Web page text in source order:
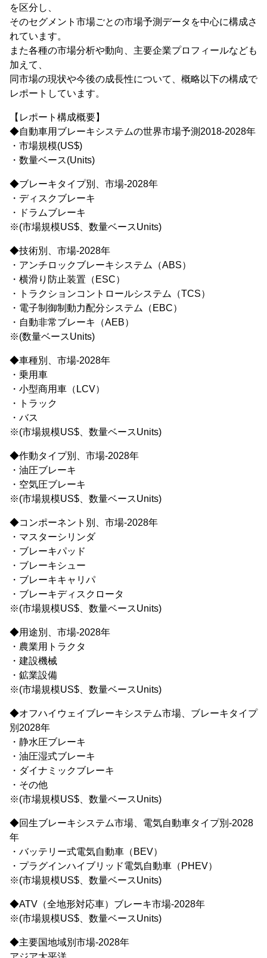
を区分し、
そのセグメント市場ごとの市場予測データを中心に構成さ
れています。
また各種の市場分析や動向、主要企業プロフィールなども
加えて、
同市場の現状や今後の成長性について、概略以下の構成で
レポートしています。
【レポート構成概要】
◆自動車用ブレーキシステムの世界市場予測2018-2028年
・市場規模(US$)
・数量ベース(Units)
◆ブレーキタイプ別、市場-2028年
・ディスクブレーキ
・ドラムブレーキ
※(市場規模US$、数量ベースUnits)
◆技術別、市場-2028年
・アンチロックブレーキシステム（ABS）
・横滑り防止装置（ESC）
・トラクションコントロールシステム（TCS）
・電子制御制動力配分システム（EBC）
・自動非常ブレーキ（AEB）
※(数量ベースUnits)
◆車種別、市場-2028年
・乗用車
・小型商用車（LCV）
・トラック
・バス
※(市場規模US$、数量ベースUnits)
◆作動タイプ別、市場-2028年
・油圧ブレーキ
・空気圧ブレーキ
※(市場規模US$、数量ベースUnits)
◆コンポーネント別、市場-2028年
・マスターシリンダ
・ブレーキパッド
・ブレーキシュー
・ブレーキキャリパ
・ブレーキディスクロータ
※(市場規模US$、数量ベースUnits)
◆用途別、市場-2028年
・農業用トラクタ
・建設機械
・鉱業設備
※(市場規模US$、数量ベースUnits)
◆オフハイウェイブレーキシステム市場、ブレーキタイプ
別2028年
・静水圧ブレーキ
・油圧湿式ブレーキ
・ダイナミックブレーキ
・その他
※(市場規模US$、数量ベースUnits)
◆回生ブレーキシステム市場、電気自動車タイプ別-2028
年
・バッテリー式電気自動車（BEV）
・プラグインハイブリッド電気自動車（PHEV）
※(市場規模US$、数量ベースUnits)
◆ATV（全地形対応車）ブレーキ市場-2028年
※(市場規模US$、数量ベースUnits)
◆主要国地域別市場-2028年